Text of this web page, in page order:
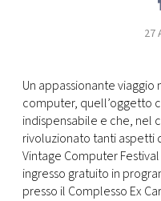
27
Un appassionante
computer, quell’oggetto
indispensabile e che, nel
rivoluzionato tanti aspetti
Vintage Computer
ingresso gratuito in
presso il Complesso Ex